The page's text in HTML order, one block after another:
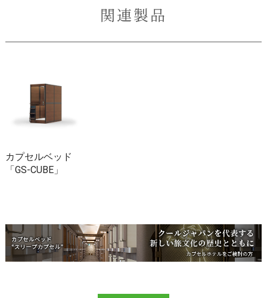
関連製品
カプセルベッド
「GS-CUBE」